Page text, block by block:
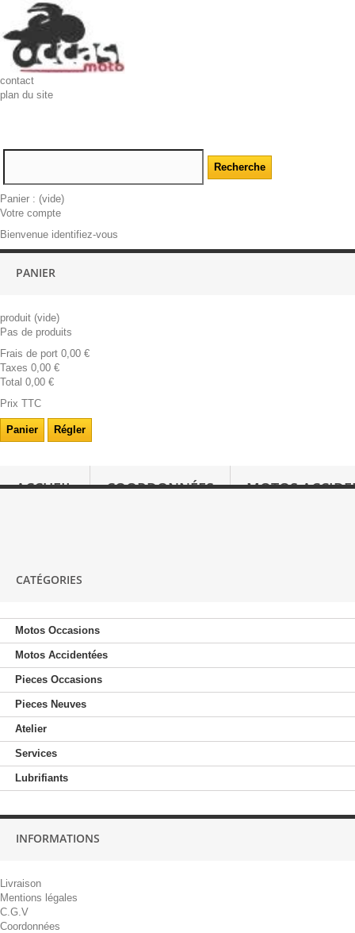
contact
plan du site
Panier : (vide)
Votre compte
Bienvenue identifiez-vous
PANIER
produit (vide)
Pas de produits
Frais de port 0,00 €
Taxes 0,00 €
Total 0,00 €
Prix TTC
Panier Régler
ACCUEIL COORDONNÉES MOTOS
CATÉGORIES
Motos Occasions
Motos Accidentées
Pieces Occasions
Pieces Neuves
Atelier
Services
Lubrifiants
INFORMATIONS
Livraison
Mentions légales
C.G.V
Coordonnées